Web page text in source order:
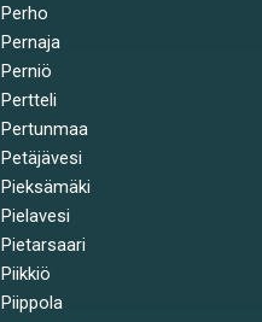
Perho
Pernaja
Perniö
Pertteli
Pertunmaa
Petäjävesi
Pieksämäki
Pielavesi
Pietarsaari
Piikkiö
Piippola